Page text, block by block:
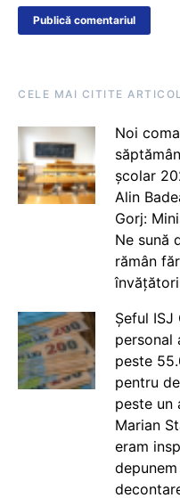
CELE MAI CITITE
Noi
școlar
Alin
Gorj:
Ne sună
rămân
Șeful
personal
peste
pentru
peste un
Marian
eram